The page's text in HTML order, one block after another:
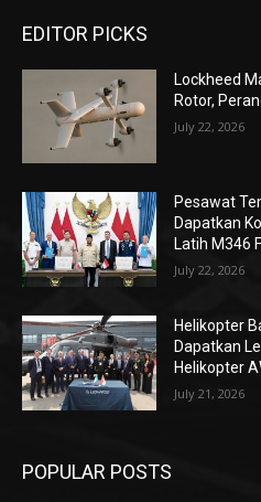
EDITOR PICKS
Lockheed
Rotor,
July 22, 2026
Pesawat
Dapatkan
Latih M346
July 22, 2026
Helikopter
Dapatkan
Helikopter
July 21, 2026
POPULAR POSTS